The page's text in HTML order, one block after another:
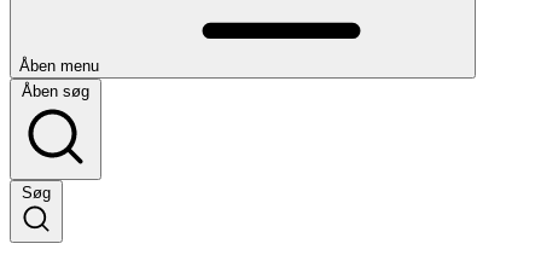
Åben menu
Åben søg
Søg